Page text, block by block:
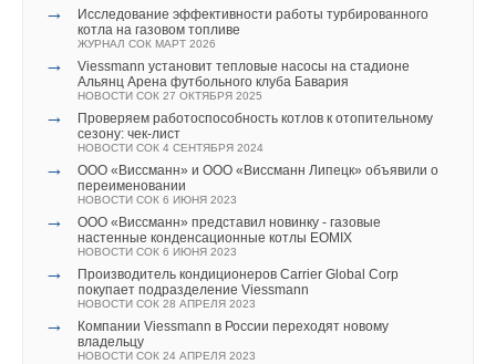
→
Исследование эффективности работы турбированного
котла на газовом топливе
ЖУРНАЛ СОК МАРТ 2026
→
Viessmann установит тепловые насосы на стадионе
Альянц Арена футбольного клуба Бавария
НОВОСТИ СОК 27 ОКТЯБРЯ 2025
→
Проверяем работоспособность котлов к отопительному
сезону: чек-лист
НОВОСТИ СОК 4 СЕНТЯБРЯ 2024
→
ООО «Виссманн» и ООО «Виссманн Липецк» объявили о
переименовании
НОВОСТИ СОК 6 ИЮНЯ 2023
→
ООО «Виссманн» представил новинку - газовые
настенные конденсационные котлы EOMIX
НОВОСТИ СОК 6 ИЮНЯ 2023
→
Производитель кондиционеров Carrier Global Corp
покупает подразделение Viessmann
НОВОСТИ СОК 28 АПРЕЛЯ 2023
→
Компании Viessmann в России переходят новому
владельцу
НОВОСТИ СОК 24 АПРЕЛЯ 2023